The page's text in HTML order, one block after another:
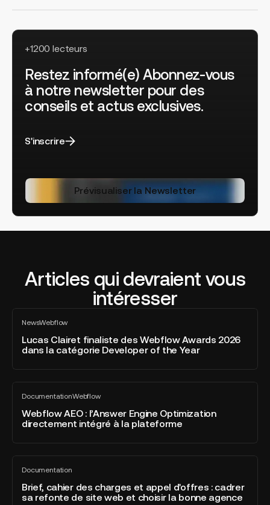
+1200 lecteurs
Restez informé(e) Abonnez-vous
à notre newsletter pour des
conseils et actus exclusives.
S'inscrire
Prévisualiser la Newsletter
Articles qui devraient vous
intéresser
NewsWebflow
Tout
voir
Lucas Clairet finaliste des Webflow Awards 2026
dans la catégorie Developer of the Year
Lucas
Clairet
finaliste
des
dans
catégorie
Developer
the
DocumentationWebflow
Tout
voir
Webflow AEO : l’Answer Engine Optimization
directement intégré à la plateforme
Webflow
AEO
l’Answer
intégré
Documentation
Tout
voir
Brief, cahier des charges et appel d'offres : cadrer
sa refonte de site web et choisir la bonne agence
Brief,
cahier
des
charges